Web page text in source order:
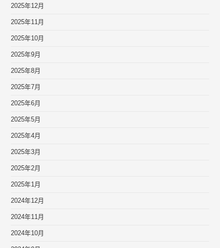
2025年12月
2025年11月
2025年10月
2025年9月
2025年8月
2025年7月
2025年6月
2025年5月
2025年4月
2025年3月
2025年2月
2025年1月
2024年12月
2024年11月
2024年10月